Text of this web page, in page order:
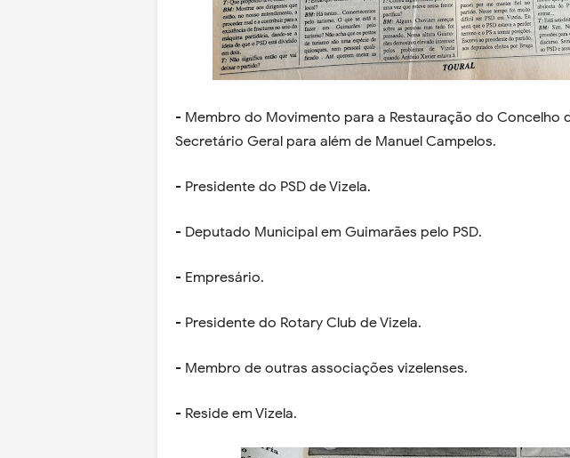
- Membro do Movimento para a Restauração do Concelho
Secretário Geral para além de Manuel Campelos.
- Presidente do PSD de Vizela.
- Deputado Municipal em Guimarães pelo PSD.
- Empresário.
- Presidente do Rotary Club de Vizela.
- Membro de outras associações vizelenses.
- Reside em Vizela.